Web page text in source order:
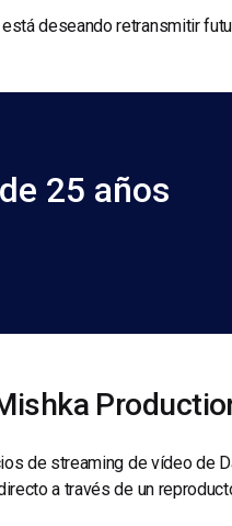
deseando retransmitir
25 años
de streaming de vídeo de
a través de un